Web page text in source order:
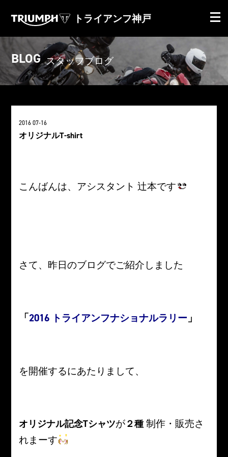
トライアンフ神戸
BLOG スタッフブログ
2016 07-16
オリジナルT-shirt
こんばんは、アシスタント 辻本です
さて、昨日のブログでご紹介しました
「2016 トライアンフナショナルラリー 」
を開催するにあたりまして、
オリジナル記念Tシャツが２種 制作・販売さ
れまーす